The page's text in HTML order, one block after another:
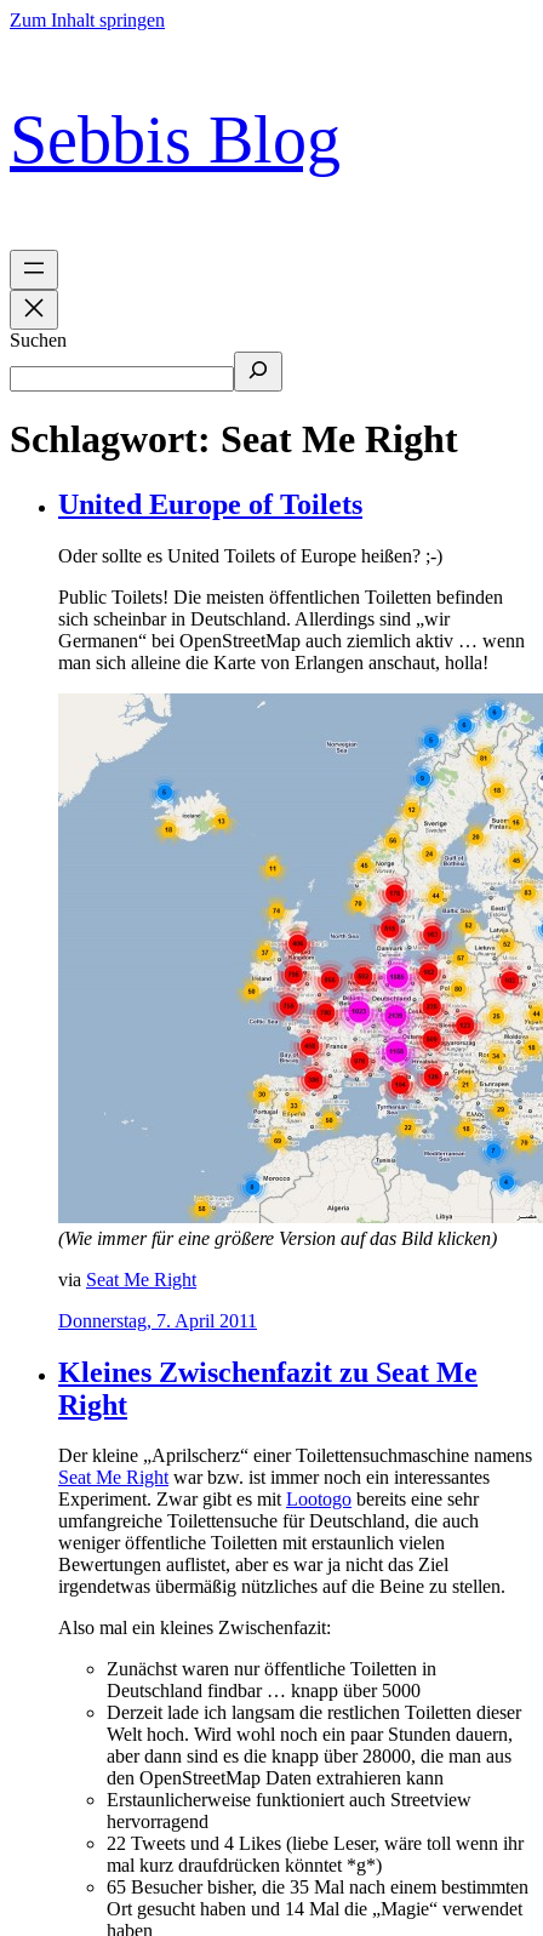
Zum Inhalt springen
Sebbis Blog
Suchen
Schlagwort: Seat Me Right
United Europe of Toilets
Oder sollte es United Toilets of Europe heißen? ;-)
Public Toilets! Die meisten öffentlichen Toiletten befinden
sich scheinbar in Deutschland. Allerdings sind „wir
Germanen“ bei OpenStreetMap auch ziemlich aktiv … wenn
man sich alleine die Karte von Erlangen anschaut, holla!
(Wie immer für eine größere Version auf das Bild klicken)
via Seat Me Right
Donnerstag, 7. April 2011
Kleines Zwischenfazit zu Seat Me
Right
Der kleine „Aprilscherz“ einer Toilettensuchmaschine namens
Seat Me Rightwar bzw. ist immer noch ein interessantes
Experiment. Zwar gibt es mitLootogo bereits eine sehr
umfangreiche Toilettensuche für Deutschland, die auch
weniger öffentliche Toiletten mit erstaunlich vielen
Bewertungen auflistet, aber es war ja nicht das Ziel
irgendetwas übermäßig nützliches auf die Beine zu stellen.
Also mal ein kleines Zwischenfazit:
Zunächst waren nur öffentliche Toiletten in
Deutschland findbar … knapp über 5000
Derzeit lade ich langsam die restlichen Toiletten dieser
Welt hoch. Wird wohl noch ein paar Stunden dauern,
aber dann sind es die knapp über 28000, die man aus
den OpenStreetMap Daten extrahieren kann
Erstaunlicherweise funktioniert auch Streetview
hervorragend
22 Tweets und 4 Likes (liebe Leser, wäre toll wenn ihr
mal kurz draufdrücken könntet *g*)
65 Besucher bisher, die 35 Mal nach einem bestimmten
Ort gesucht haben und 14 Mal die „Magie“ verwendet
haben